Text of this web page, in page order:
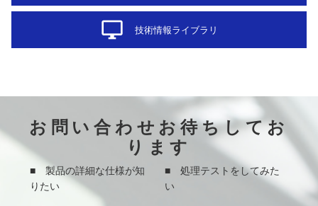
desktop_windows 技術情報ライブラリ
お問い合わせお待ちしてお
ります
■ 製品の詳細な仕様が知
りたい
■ 処理テストをしてみた
い